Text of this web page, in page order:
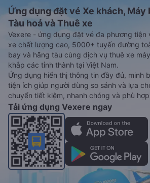
Ứng dụng đặt vé Xe khách, Máy
Tàu hoả và Thuê xe
Vexere - ứng dụng đặt vé đa phương tiện
xe chất lượng cao, 5000+ tuyến đường
bay và hãng tàu cùng dịch vụ thuê xe
khắp các tỉnh thành tại Việt Nam.
Ứng dụng hiển thị thông tin đầy đủ, minh
tiện ích giúp người dùng so sánh và lựa
chuyển tiết kiệm, nhanh chóng và phù
Tải ứng dụng Vexere ngay